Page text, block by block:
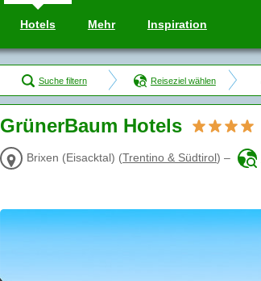
Hotels Mehr Inspiration
Suche filtern Reiseziel wählen
GrünerBaum Hotels
Brixen (Eisacktal) (Trentino & Südtirol) –